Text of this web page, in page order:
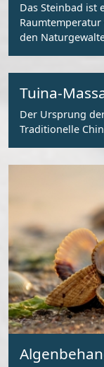
Das Steinbad ist
den
Tuina-
Der Ursprung
Traditionelle